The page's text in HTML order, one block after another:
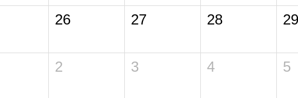
26 27 28 29
2 3 4 5